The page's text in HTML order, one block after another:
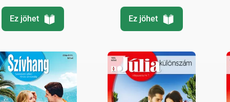
Ez jöhet Ez jöhet